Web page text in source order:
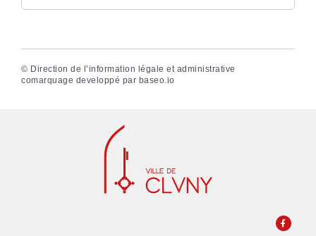
© Direction de l’information légale et administrative
comarquage developpé par baseo.io